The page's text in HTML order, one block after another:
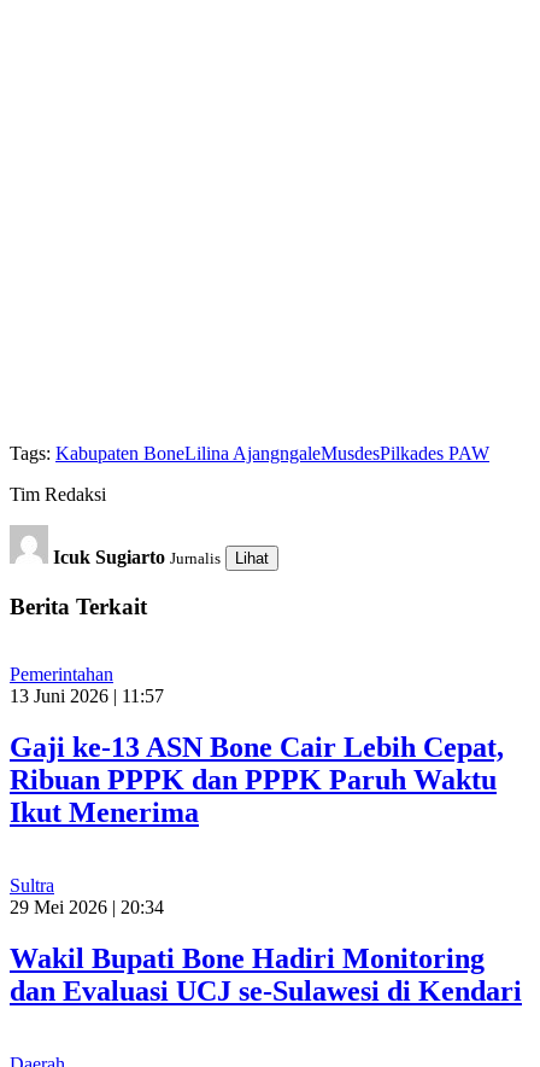
Tags: Kabupaten BoneLilina AjangngaleMusdesPilkades PAW
Tim Redaksi
Icuk Sugiarto Jurnalis Lihat
Berita Terkait
Pemerintahan
13 Juni 2026 | 11:57
Gaji ke-13 ASN Bone Cair Lebih Cepat,
Ribuan PPPK dan PPPK Paruh Waktu
Ikut Menerima
Sultra
29 Mei 2026 | 20:34
Wakil Bupati Bone Hadiri Monitoring
dan Evaluasi UCJ se-Sulawesi di Kendari